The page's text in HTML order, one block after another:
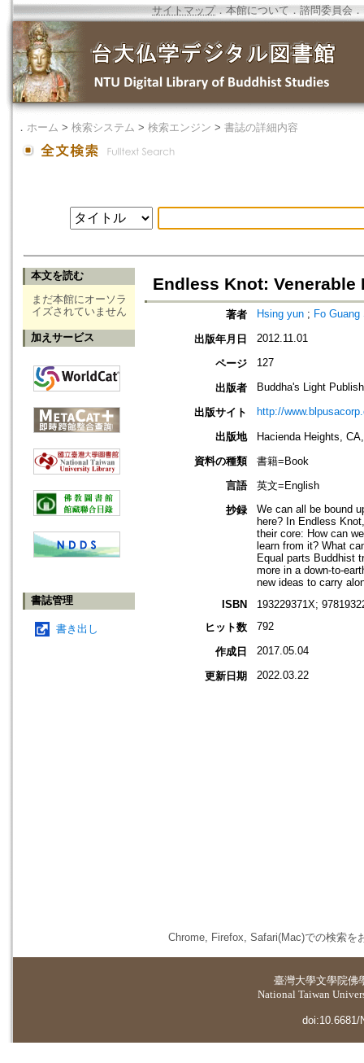
サイトマップ．本館について ． 諮問委員会 ．
． ホーム > 検索システム > 検索エンジン > 書誌の詳細内容
本文を読む
まだ本館にオーソラ
イズされていません
加えサービス
書誌管理
書き出し
Endless Knot:
著者 Hsing yun ; Fo
出版年月日 2012.11.01
ページ 127
出版者 Buddha's Light
出版サイト http://
出版地
Hacienda Heights,
資料の種類
書籍=Book
言語
英文=English
抄録
We can all be bound
here? In Endless
their core: How can
learn from it? What
Equal parts Buddhist
more in a down-to-
new ideas to carry
ISBN
193229371X;
ヒット数
792
作成日 2017.05.04
更新日期 2022.03.22
Chrome, Firefox, Safari(Mac)での検索を
臺灣大學文學院佛
National Taiwan
doi:10.6681/